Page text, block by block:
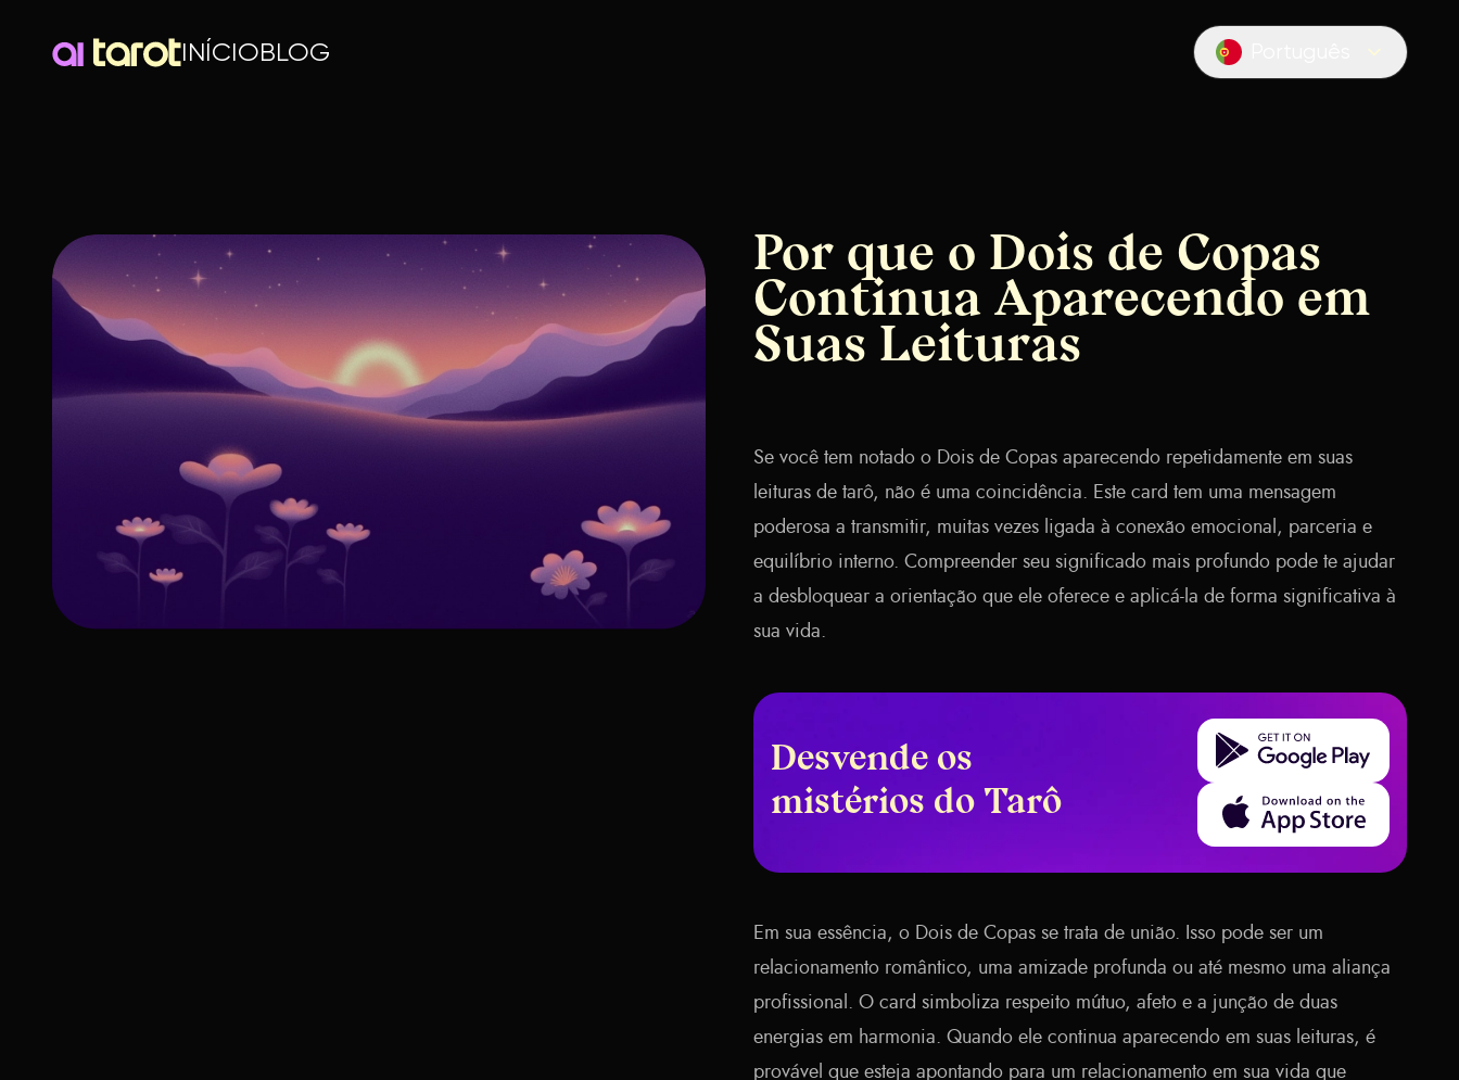
INÍCIOBLOG Locale switcher
Por que o Dois de Copas
Continua Aparecendo em
Suas Leituras
Se você tem notado o Dois de Copas aparecendo repetidamente em suas
leituras de tarô, não é uma coincidência. Este card tem uma mensagem
poderosa a transmitir, muitas vezes ligada à conexão emocional, parceria e
equilíbrio interno. Compreender seu significado mais profundo pode te ajudar
a desbloquear a orientação que ele oferece e aplicá-la de forma significativa à
sua vida.
Desvende os
mistérios do Tarô
Get it on Google Play
Download on the App Store
Em sua essência, o Dois de Copas se trata de união. Isso pode ser um
relacionamento romântico, uma amizade profunda ou até mesmo uma aliança
profissional. O card simboliza respeito mútuo, afeto e a junção de duas
energias em harmonia. Quando ele continua aparecendo em suas leituras, é
provável que esteja apontando para um relacionamento em sua vida que